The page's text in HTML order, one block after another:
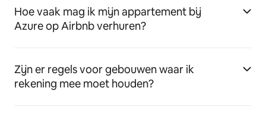
Hoe vaak mag ik mijn appartement bij
Azure op Airbnb verhuren?
Zijn er regels voor gebouwen waar ik
rekening mee moet houden?